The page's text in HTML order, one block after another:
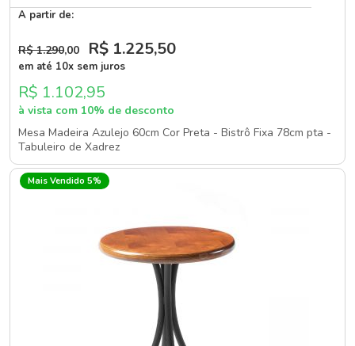
A partir de:
R$ 1.290,00 R$ 1.225,50
em até 10x sem juros
R$ 1.102,95
à vista com 10% de desconto
Mesa Madeira Azulejo 60cm Cor Preta - Bistrô Fixa 78cm pta -
Tabuleiro de Xadrez
Mais Vendido 5%